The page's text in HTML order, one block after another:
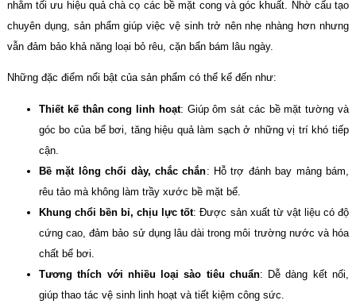
nhằm tối ưu hiệu quả chà cọ các bề mặt cong và góc khuất. Nhờ cấu tạo
chuyên dụng, sản phẩm giúp việc vệ sinh trở nên nhẹ nhàng hơn nhưng
vẫn đảm bảo khả năng loại bỏ rêu, cặn bẩn bám lâu ngày.
Những đặc điểm nổi bật của sản phẩm có thể kể đến như:
Thiết kế thân cong linh hoạt: Giúp ôm sát các bề mặt tường và
góc bo của bể bơi, tăng hiệu quả làm sạch ở những vị trí khó tiếp
cận.
Bề mặt lông chổi dày, chắc chắn: Hỗ trợ đánh bay mảng bám,
rêu tảo mà không làm trầy xước bề mặt bể.
Khung chổi bền bỉ, chịu lực tốt: Được sản xuất từ vật liệu có độ
cứng cao, đảm bảo sử dụng lâu dài trong môi trường nước và hóa
chất bể bơi.
Tương thích với nhiều loại sào tiêu chuẩn: Dễ dàng kết nối,
giúp thao tác vệ sinh linh hoạt và tiết kiệm công sức.